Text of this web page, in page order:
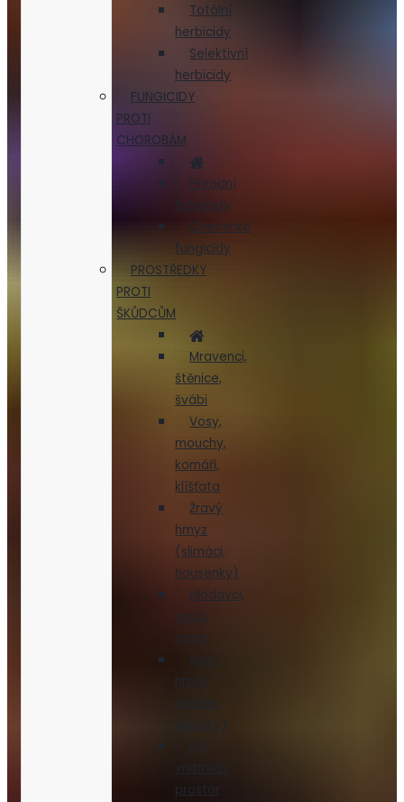
Totální
herbicidy
Selektivní
herbicidy
FUNGICIDY
PROTI
CHOROBÁM
Přírodní
fungicidy
Chemické
fungicidy
PROSTŘEDKY
PROTI
ŠKŮDCŮM
Mravenci,
štěnice,
švábi
Vosy,
mouchy,
komáři,
klíšťata
Žravý
hmyz
(slimáci,
housenky)
Hlodavci,
savci,
ptáci
Savý
hmyz
(mšice,
Do
vnitřních
prostor